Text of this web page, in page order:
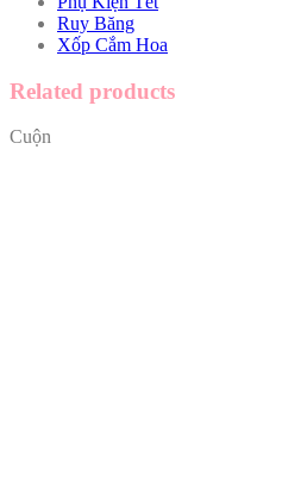
Ruy Băng
Xốp Cắm Hoa
Related products
Cuộn